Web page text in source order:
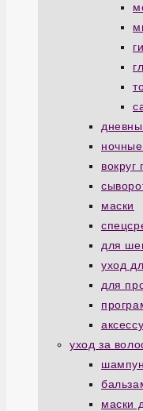
вокруг
маски
для
уход
для
уход за
маски